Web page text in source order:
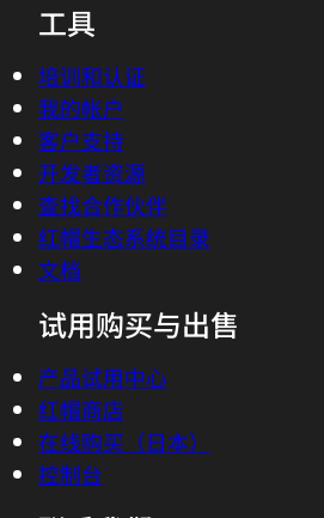
工具
培训和认证
我的帐户
客户支持
开发者资源
查找合作伙伴
红帽生态系统目录
文档
试用购买与出售
产品试用中心
红帽商店
在线购买（日本）
控制台